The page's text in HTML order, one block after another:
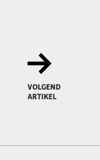
VOLGEND
ARTIKEL